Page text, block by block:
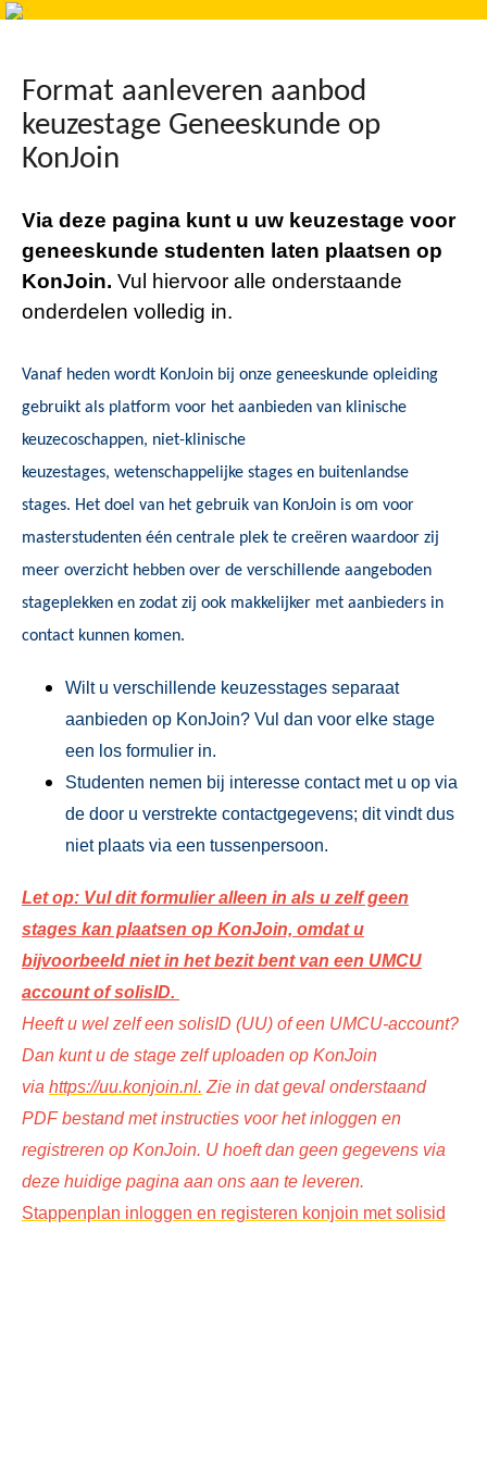
Format aanleveren aanbod
keuzestage Geneeskunde op
KonJoin
Via deze pagina kunt u uw keuzestage voor
geneeskunde studenten laten plaatsen op
KonJoin. Vul hiervoor alle onderstaande
onderdelen volledig in.
Vanaf heden wordt KonJoin bij onze geneeskunde opleiding
gebruikt als platform voor het aanbieden van klinische
keuzecoschappen, niet-klinische
keuzestages, wetenschappelijke stages en buitenlandse
stages. Het doel van het gebruik van KonJoin is om voor
masterstudenten één centrale plek te creëren waardoor zij
meer overzicht hebben over de verschillende aangeboden
stageplekken en zodat zij ook makkelijker met aanbieders in
contact kunnen komen.
Wilt u verschillende keuzesstages separaat
aanbieden op KonJoin? Vul dan voor elke stage
een los formulier in.
Studenten nemen bij interesse contact met u op via
de door u verstrekte contactgegevens; dit vindt dus
niet plaats via een tussenpersoon.
Let op: Vul dit formulier alleen in als u zelf geen
stages kan plaatsen op KonJoin, omdat u
bijvoorbeeld niet in het bezit bent van een UMCU
account of solisID.
Heeft u wel zelf een solisID (UU) of een UMCU-account?
Dan kunt u de stage zelf uploaden op KonJoin
via https://uu.konjoin.nl. Zie in dat geval onderstaand
PDF bestand met instructies voor het inloggen en
registreren op KonJoin. U hoeft dan geen gegevens via
deze huidige pagina aan ons aan te leveren.
Stappenplan inloggen en registeren konjoin met solisid